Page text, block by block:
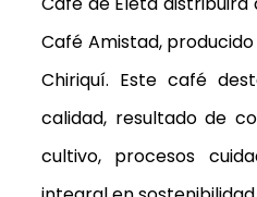
Café Amistad,
Chiriquí. Este café
calidad, resultado de
cultivo, procesos